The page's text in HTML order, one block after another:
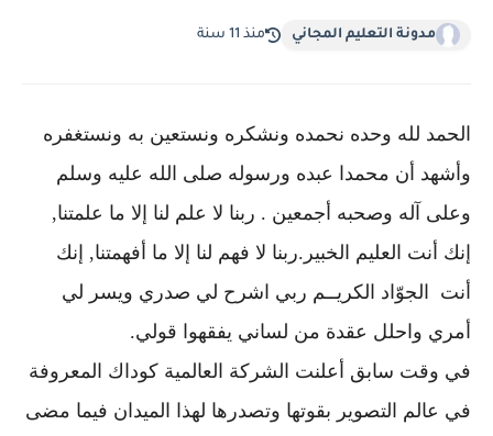
مدونة التعليم المجاني منذ 11 سنة
الحمد لله وحده نحمده ونشكره ونستعين به ونستغفره
وأشهد أن محمدا عبده ورسوله صلى الله عليه وسلم
وعلى آله وصحبه أجمعين . ربنا لا علم لنا إلا ما علمتنا,
إنك أنت العليم الخبير.ربنا لا فهم لنا إلا ما أفهمتنا, إنك
أنت الجوّاد الكريــم ربي اشرح لي صدري ويسر لي
أمري واحلل عقدة من لساني يفقهوا قولي.
في وقت سابق أعلنت الشركة العالمية كوداك المعروفة
في عالم التصوير بقوتها وتصدرها لهذا الميدان فيما مضى